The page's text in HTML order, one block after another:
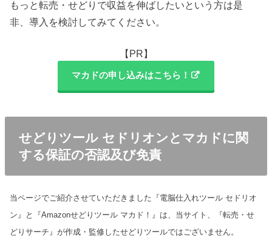
もっと転売・せどりで収益を伸ばしたいという方は是
非、導入を検討してみてください。
【PR】
マカドの申し込みはこちら！
せどりツール セドリオンとマカドに関
する保証の否認及び免責
当ページでご紹介させていただきました『電脳仕入れツール セドリオ
ン』と『Amazonせどりツール マカド！』は、当サイト、『転売・せ
どりサーチ』が作成・監修したせどりツールではございません。